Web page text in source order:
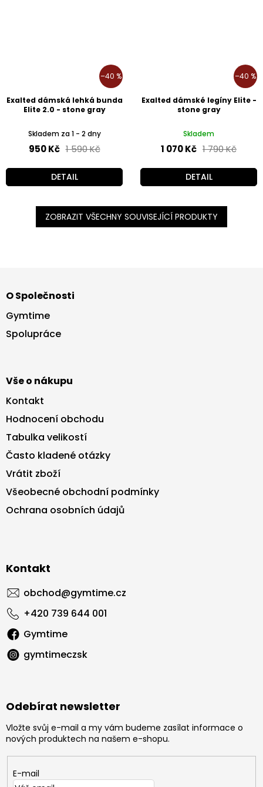
–40 %
Exalted dámská lehká bunda
Elite 2.0 - stone gray
Skladem za 1 - 2 dny
950 Kč 1 590 Kč
DETAIL
–40 %
Exalted dámské legíny Elite -
stone gray
Skladem
1 070 Kč 1 790 Kč
DETAIL
ZOBRAZIT VŠECHNY SOUVISEJÍCÍ PRODUKTY
p
a
O Společnosti
Gymtime
Spolupráce
Vše o nákupu
Kontakt
Hodnocení obchodu
Tabulka velikostí
Často kladené otázky
Vrátit zboží
Všeobecné obchodní podmínky
Ochrana osobních údajů
Kontakt
obchod@gymtime.cz
+420 739 644 001
Gymtime
gymtimeczsk
Odebírat newsletter
Vložte svůj e-mail a my vám budeme zasílat informace o
nových produktech na našem e-shopu.
E-mail